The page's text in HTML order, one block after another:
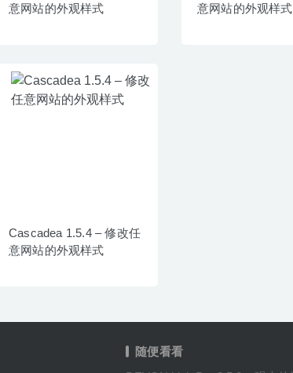
意网站的外观样式
意网站的外观样式
Cascadea 1.5.4 – 修改任
意网站的外观样式
随便看看